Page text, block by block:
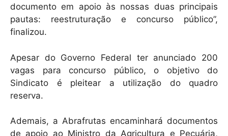
documento em apoio às nossas duas principais
pautas: reestruturação e concurso público”,
finalizou.
Apesar do Governo Federal ter anunciado 200
vagas para concurso público, o objetivo do
Sindicato é pleitear a utilização do quadro
reserva.
Ademais, a Abrafrutas encaminhará documentos
de apoio ao Ministro da Agricultura e Pecuária,